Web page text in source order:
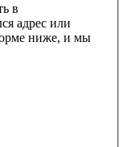
в
адрес или
ниже, и мы